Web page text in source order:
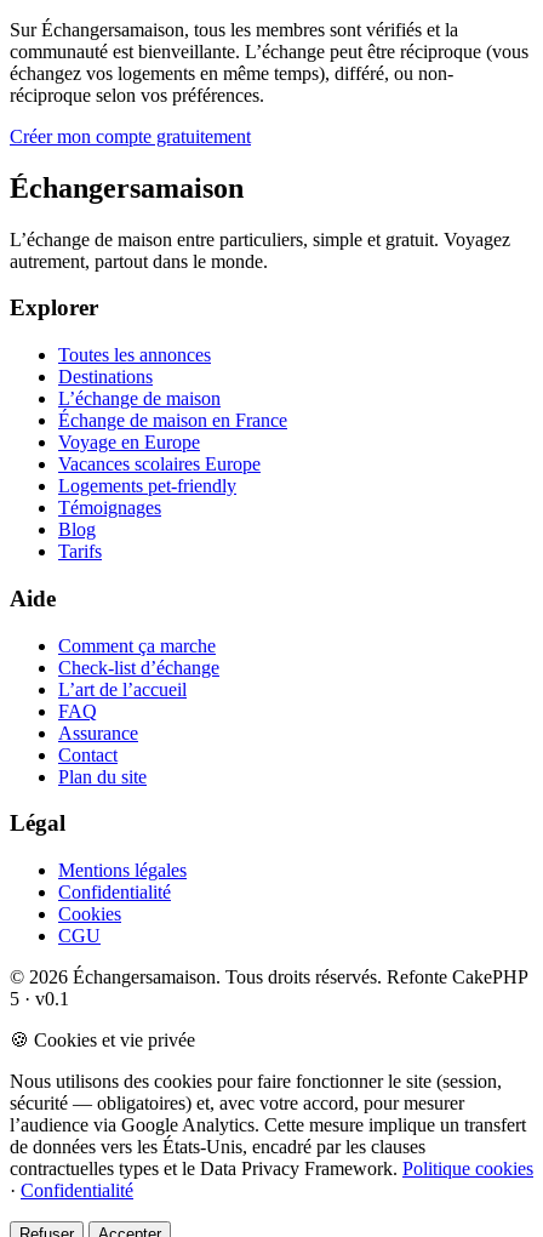
Sur Échangersamaison, tous les membres sont vérifiés et la
communauté est bienveillante. L’échange peut être réciproque (vous
échangez vos logements en même temps), différé, ou non-
réciproque selon vos préférences.
Créer mon compte gratuitement
Échangersamaison
L’échange de maison entre particuliers, simple et gratuit. Voyagez
autrement, partout dans le monde.
Explorer
Toutes les annonces
Destinations
L’échange de maison
Échange de maison en France
Voyage en Europe
Vacances scolaires Europe
Logements pet-friendly
Témoignages
Blog
Tarifs
Aide
Comment ça marche
Check-list d’échange
L’art de l’accueil
FAQ
Assurance
Contact
Plan du site
Légal
Mentions légales
Confidentialité
Cookies
CGU
© 2026 Échangersamaison. Tous droits réservés. Refonte CakePHP
5 · v0.1
🍪 Cookies et vie privée
Nous utilisons des cookies pour faire fonctionner le site (session,
sécurité — obligatoires) et, avec votre accord, pour mesurer
l’audience via Google Analytics. Cette mesure implique un transfert
de données vers les États-Unis, encadré par les clauses
contractuelles types et le Data Privacy Framework. Politique cookies
· Confidentialité